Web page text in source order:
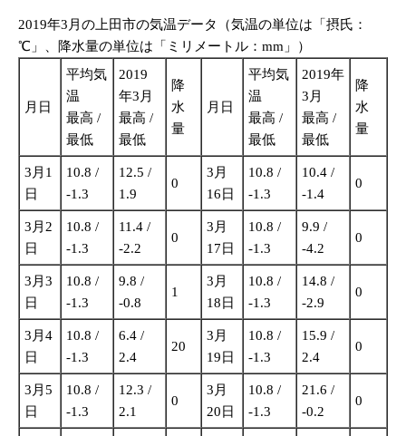
2019年3月の上田市の気温データ（気温の単位は「摂氏：
℃」、降水量の単位は「ミリメートル：mm」）
月日
平均気
温
最高 /
最低
2019
年3月
最高 /
最低
降
水
量
月日
平均気
温
最高 /
最低
2019年
3月
最高 /
最低
降
水
量
3月1
日
10.8 /
-1.3
12.5 /
1.9
0
3月
16日
10.8 /
-1.3
10.4 /
-1.4
0
3月2
日
10.8 /
-1.3
11.4 /
-2.2
0
3月
17日
10.8 /
-1.3
9.9 /
-4.2
0
3月3
日
10.8 /
-1.3
9.8 /
-0.8
1
3月
18日
10.8 /
-1.3
14.8 /
-2.9
0
3月4
日
10.8 /
-1.3
6.4 /
2.4
20
3月
19日
10.8 /
-1.3
15.9 /
2.4
0
3月5
日
10.8 /
-1.3
12.3 /
2.1
0
3月
20日
10.8 /
-1.3
21.6 /
-0.2
0